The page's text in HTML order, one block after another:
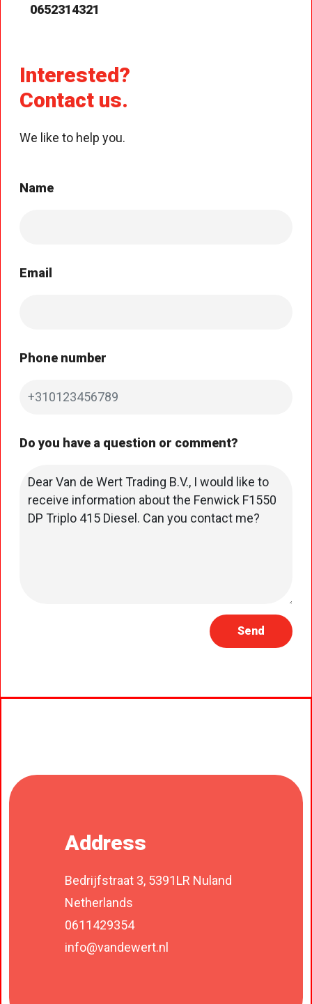
0652314321
Interested?
Contact us.
We like to help you.
Name
Email
Phone number
Do you have a question or comment?
Send
Address
Bedrijfstraat 3, 5391LR Nuland
Netherlands
0611429354
info@vandewert.nl